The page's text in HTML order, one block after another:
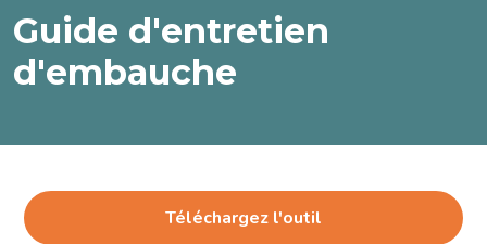
Guide d'entretien
d'embauche
Téléchargez l'outil